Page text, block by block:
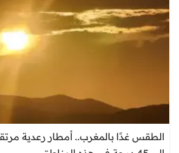
الطقس غدًا بالمغرب.. أمطار رعدية